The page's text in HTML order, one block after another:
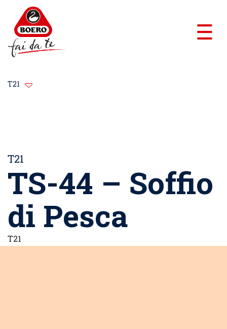
T21
T21
TS-44 – Soffio
di Pesca
T21